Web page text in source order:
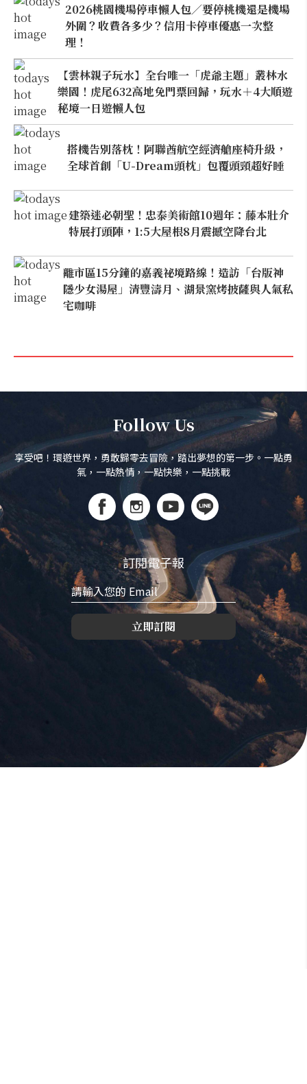
2026桃園機場停車懶人包／要停桃機還是機場
外圍？收費各多少？信用卡停車優惠一次整
理！
【雲林親子玩水】全台唯一「虎爺主題」叢林水
樂園！虎尾632高地免門票回歸，玩水＋4大順遊
秘境一日遊懶人包
搭機告別落枕！阿聯酋航空經濟艙座椅升級，
全球首創「U-Dream頭枕」包覆頭頸超好睡
建築迷必朝聖！忠泰美術館10週年：藤本壯介
特展打頭陣，1:5大屋根8月震撼空降台北
離市區15分鐘的嘉義祕境路線！造訪「台版神
隱少女湯屋」清豐濤月、湖景窯烤披薩與人氣私
宅咖啡
Follow Us
享受吧！環遊世界，勇敢歸零去冒險，踏出夢想的第一步。一點勇
氣，一點熱情，一點快樂，一點挑戰
訂閱電子報
立即訂閱